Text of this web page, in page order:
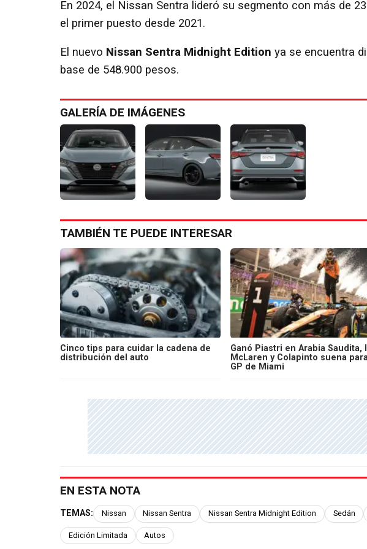
En 2024, el Nissan Sentra lideró su segmento con más de
el primer puesto desde 2021.
El nuevo Nissan Sentra Midnight Edition ya se encuentra
base de 548.900 pesos.
GALERÍA DE IMÁGENES
TAMBIÉN TE PUEDE INTERESAR
Cinco tips para cuidar la cadena de
distribución del auto
Ganó Piastri en Arabia Saudita,
McLaren y Colapinto suena
GP de Miami
EN ESTA NOTA
TEMAS: Nissan Nissan Sentra Nissan Sentra Midnight Edition Sedán
Edición Limitada Autos